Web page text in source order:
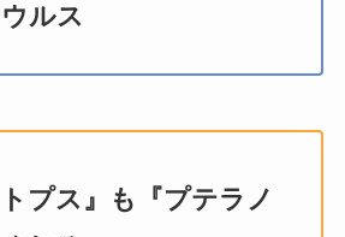
ルス
トプス』も『プテラノ